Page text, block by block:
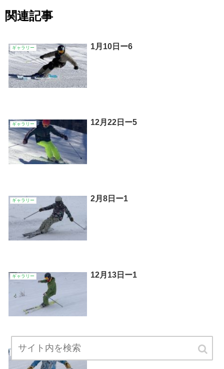
関連記事
ギャラリー 1月10日ー6
ギャラリー 12月22日ー5
ギャラリー 2月8日ー1
ギャラリー 12月13日ー1
ギャラリー